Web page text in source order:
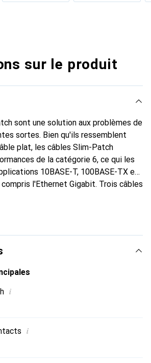
sur le produit
sont une solution aux problèmes de
sortes. Bien qu'ils ressemblent
plat, les câbles Slim-Patch
de la catégorie 6, ce qui les
10BASE-T, 100BASE-TX et
l'Ethernet Gigabit. Trois câbles
leur construction extrêmement
protection de connecteur large
impression de longueur pratique
et il prend en charge l'alimentation par
d'application typique pour les
ou encore les chemins de câbles. Ils
pour les panneaux
ou pour le raccordement de
outre, les câbles Slim-Patch sont
i
i